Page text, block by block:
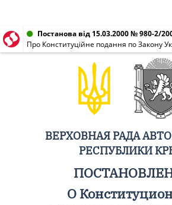
Постанова від 15.03.2000 № 980-2/
ВЕРХОВНАЯ РАДА
РЕСПУБЛИКИ
О